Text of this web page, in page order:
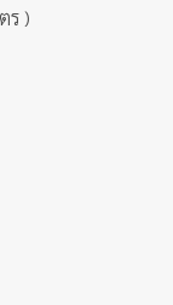
ร )